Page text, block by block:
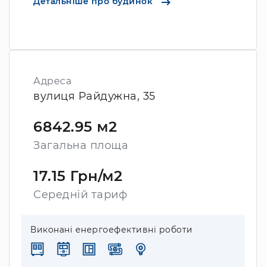
Адреса
вулиця Райдужна, 35
6842.95 м2
Загальна площа
17.15 Грн/м2
Середній тариф
Виконані енергоефективні роботи